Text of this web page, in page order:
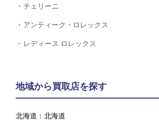
チェリーニ
アンティーク・ロレックス
レディース ロレックス
地域から買取店を探す
北海道：北海道